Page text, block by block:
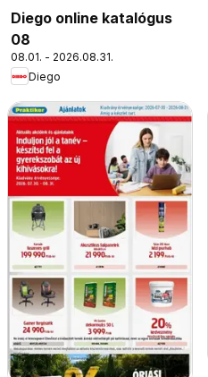
Diego online katalógus
08
08.01. - 2026.08.31.
Diego